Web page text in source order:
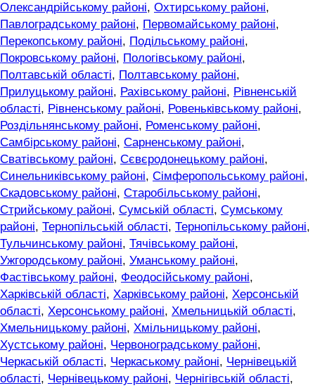
Олександрійському районі, Охтирському районі,
Павлоградському районі, Первомайському районі,
Перекопському районі, Подільському районі,
Покровському районі, Пологівському районі,
Полтавській області, Полтавському районі,
Прилуцькому районі, Рахівському районі, Рівненській
області, Рівненському районі, Ровеньківському районі,
Роздільнянському районі, Роменському районі,
Самбірському районі, Сарненському районі,
Сватівському районі, Сєвєродонецькому районі,
Синельниківському районі, Сімферопольському районі,
Скадовському районі, Старобільському районі,
Стрийському районі, Сумській області, Сумському
районі, Тернопільській області, Тернопільському районі,
Тульчинському районі, Тячівському районі,
Ужгородському районі, Уманському районі,
Фастівському районі, Феодосійському районі,
Харківській області, Харківському районі, Херсонській
області, Херсонському районі, Хмельницькій області,
Хмельницькому районі, Хмільницькому районі,
Хустському районі, Червоноградському районі,
Черкаській області, Черкаському районі, Чернівецькій
області, Чернівецькому районі, Чернігівській області,